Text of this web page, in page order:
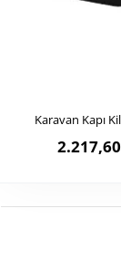
Karavan Kapı